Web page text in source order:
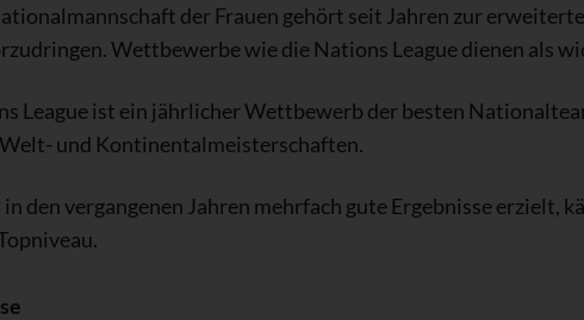
der Frauen gehört seit Jahren zur
Wettbewerbe wie die Nations League dienen als
League ist ein jährlicher Wettbewerb der besten
und Kontinentalmeisterschaften.
den vergangenen Jahren mehrfach gute Ergebnisse erzielt,